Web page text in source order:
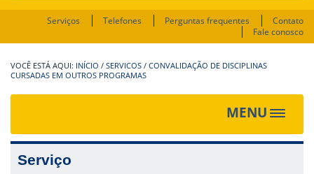
Buscar
Serviços Telefones Perguntas frequentes
Contato
Fale conosco
INÍCIO / SERVICOS / CONVALIDAÇÃO DE DISCIPLINAS
CURSADAS EM OUTROS PROGRAMAS
MENU
Toggle
Serviço